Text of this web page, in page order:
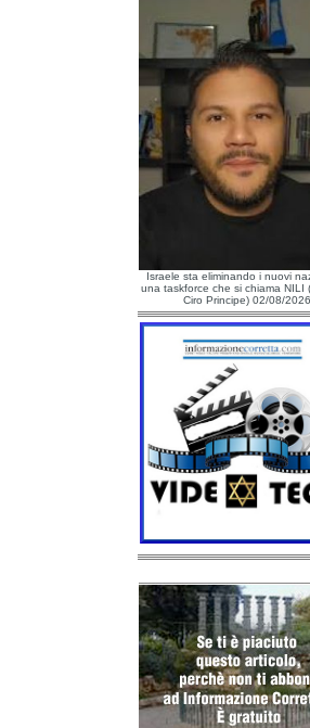
Israele sta eliminando i nuovi
una taskforce che si chiama NILI
Ciro Principe) 02/08/2026